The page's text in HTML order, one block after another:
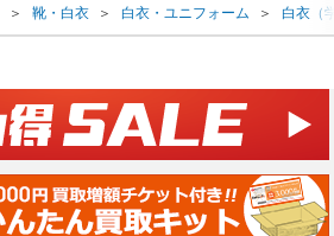
＞ 靴・白衣 ＞ 白衣・ユニフォーム ＞ 白衣（